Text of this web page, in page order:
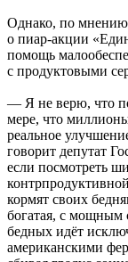
Однако, по мнению
о пиар-акции
помощь
с продуктовыми
— Я не верю, что
мере, что
реальное
говорит депутат
если посмотреть
кормят своих
богатая, с мощным
бедных идёт
американскими